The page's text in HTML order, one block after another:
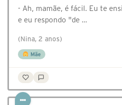
- Ah, mamãe, é fácil. Eu te
e eu respondo "de …
(Nina, 2 anos)
Mãe